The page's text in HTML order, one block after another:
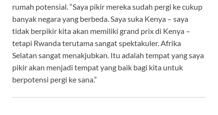
rumah potensial. “Saya pikir mereka sudah pergi ke cukup
banyak negara yang berbeda. Saya suka Kenya – saya
tidak berpikir kita akan memiliki grand prix di Kenya –
tetapi Rwanda terutama sangat spektakuler. Afrika
Selatan sangat menakjubkan. Itu adalah tempat yang saya
pikir akan menjadi tempat yang baik bagi kita untuk
berpotensi pergi ke sana.”